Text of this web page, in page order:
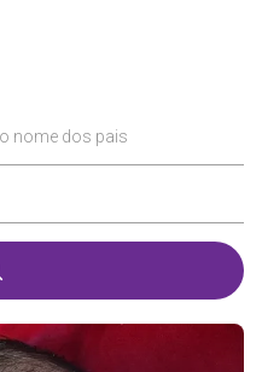
nome dos pais